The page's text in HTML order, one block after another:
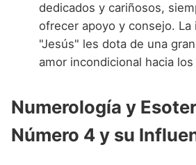
dedicados y cariñosos,
ofrecer apoyo y consejo. La
"Jesús" les dota de una
amor incondicional hacia
Numerología y
Número 4 y su